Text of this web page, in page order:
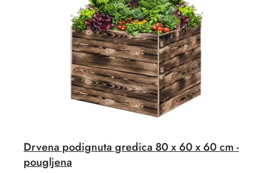
Drvena podignuta gredica 80 x 60 x 60 cm -
pougljena